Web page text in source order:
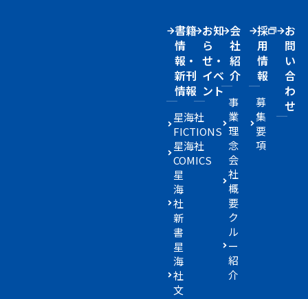
書籍
情
報・
新刊
情報
星海社
FICTIONS
星海社
COMICS
星
海
社
新
書
星
海
社
文
お知
ら
せ・
イベ
ント
会
社
紹
介
事
業
理
念
会
社
概
要
ク
ル
ー
紹
介
採
用
情
報
募
集
要
項
お
問
い
合
わ
せ